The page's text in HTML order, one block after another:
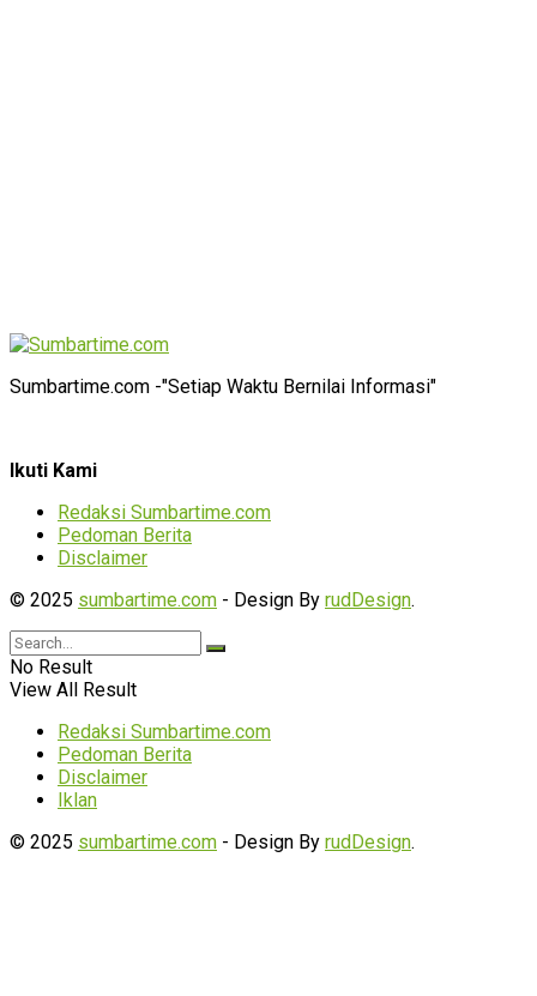
Sumbartime.com -"Setiap Waktu Bernilai Informasi"
Ikuti Kami
Redaksi Sumbartime.com
Pedoman Berita
Disclaimer
© 2025 sumbartime.com - Design By rudDesign.
No Result
View All Result
Redaksi Sumbartime.com
Pedoman Berita
Disclaimer
Iklan
© 2025 sumbartime.com - Design By rudDesign.